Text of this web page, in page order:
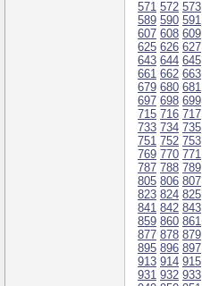
571 572 573
589 590 591
607 608 609
625 626 627
643 644 645
661 662 663
679 680 681
697 698 699
715 716 717
733 734 735
751 752 753
769 770 771
787 788 789
805 806 807
823 824 825
841 842 843
859 860 861
877 878 879
895 896 897
913 914 915
931 932 933